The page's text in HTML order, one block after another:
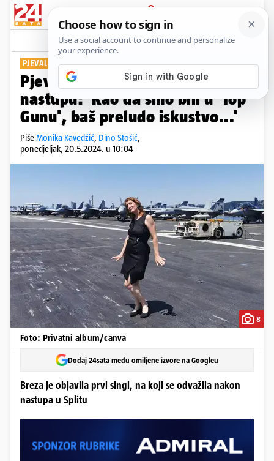
PRIJAVA
Show Komentari
PJEVALA NA NOSAČU AVIONA
Pjevačica Breza o upečatljivom
nastupu: 'Kao da smo bili u 'Top
Gunu', baš preludo iskustvo...'
PišeMonika Kavedžić, Dino Stošić,
ponedjeljak, 20.5.2024. u 10:04
8
Foto: Privatni album/canva
Dodaj 24sata među omiljene izvore na Googleu
Breza je objavila prvi singl, na koji se odvažila nakon
nastupa u Splitu